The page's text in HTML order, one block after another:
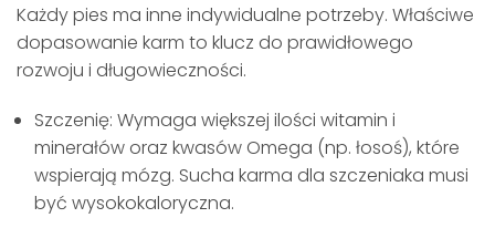
Każdy pies ma inne indywidualne potrzeby. Właściwe
dopasowanie karm to klucz do prawidłowego
rozwoju i długowieczności.
Szczenię: Wymaga większej ilości witamin i
minerałów oraz kwasów Omega (np. łosoś), które
wspierają mózg. Sucha karma dla szczeniaka musi
być wysokokaloryczna.